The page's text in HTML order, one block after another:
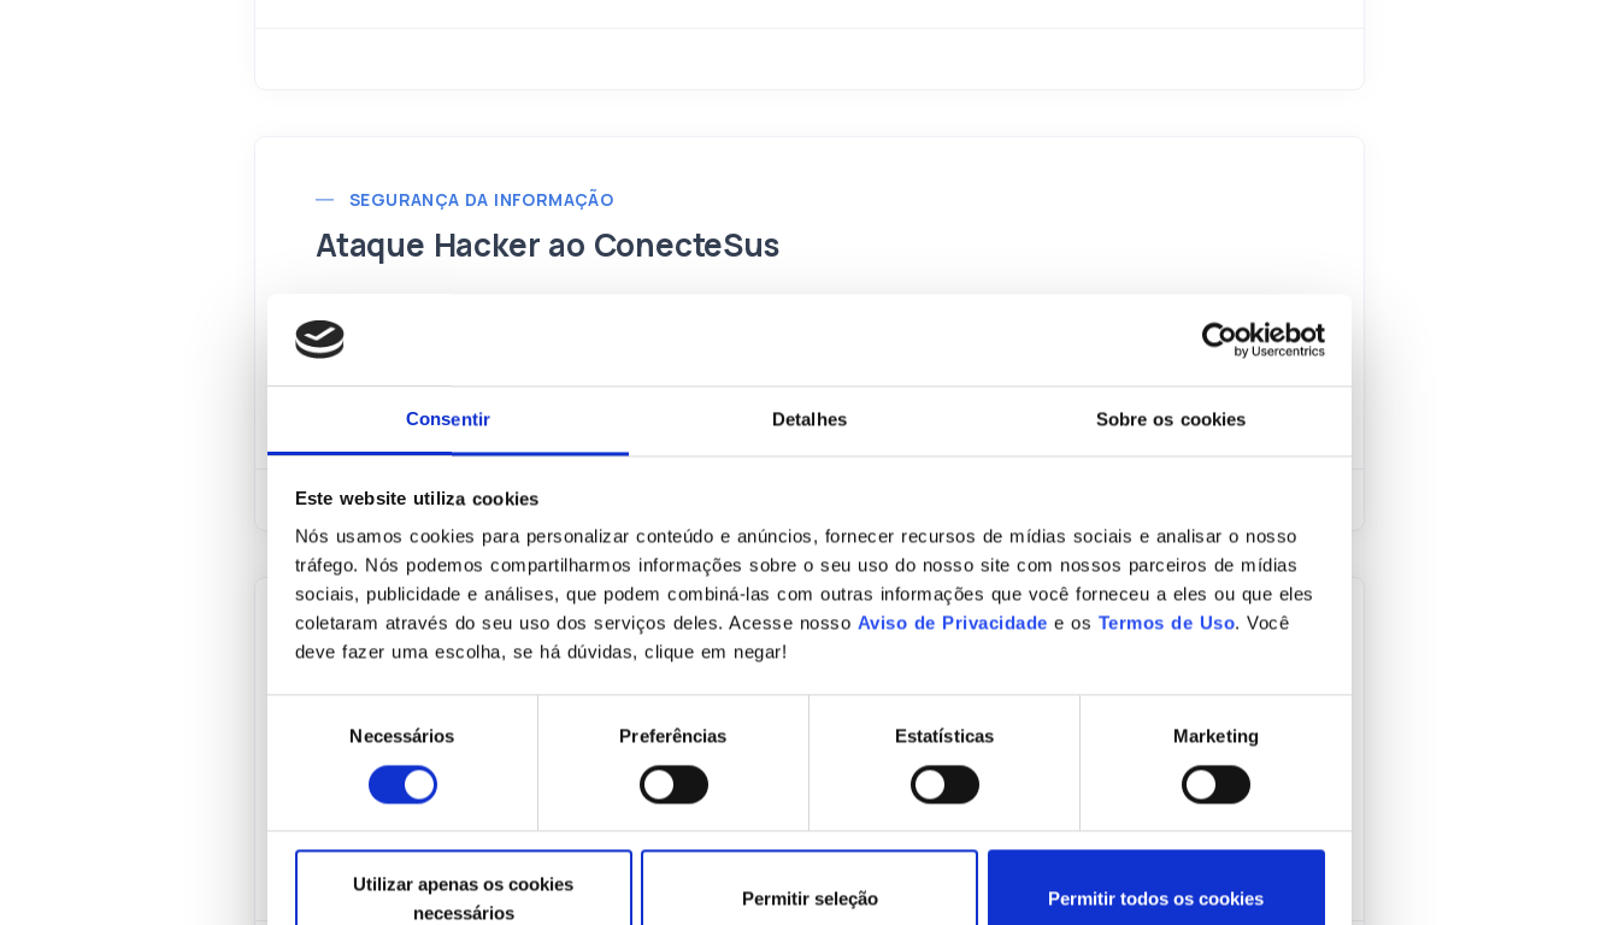
Consentir Detalhes Sobre os cookies
Este website utiliza cookies
Nós usamos cookies para personalizar conteúdo e anúncios, fornecer recursos de mídias sociais e analisar o nosso
tráfego. Nós podemos compartilharmos informações sobre o seu uso do nosso site com nossos parceiros de mídias
sociais, publicidade e análises, que podem combiná-las com outras informações que você forneceu a eles ou que eles
coletaram através do seu uso dos serviços deles. Acesse nosso Aviso de Privacidade e os Termos de Uso. Você
deve fazer uma escolha, se há dúvidas, clique em negar!
consentimento
Necessários Preferências Estatísticas Marketing
Utilizar apenas os cookies
necessários
Permitir seleção Permitir todos os cookies
SEGURANÇA DA INFORMAÇÃO
Ataque Hacker ao ConecteSus
e integrante do Núcleo de Proteção de Dados e Direito Digital da Lobo & Vaz Advogados Associados, para
TREINAMENTO
Treinamento: Capacitação e implementação de Adequação a Lei
Geral de Proteção de Dados (ASCOP)
Treinamento para capacitação de implementadores ao programa de adequação a Lei Geral de Proteção de
apresentou conteúdo relacionado a matéria, com duração de 20 horas.